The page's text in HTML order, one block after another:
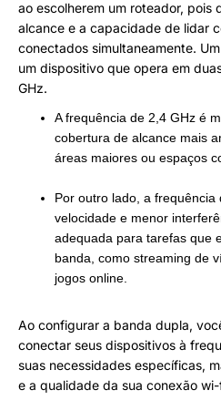
ao escolherem um roteador, pois
alcance e a capacidade de lidar
conectados simultaneamente.
um dispositivo que opera em
GHz.
A frequência de 2,4 GHz é
cobertura de alcance mais
áreas maiores ou espaços
Por outro lado, a
velocidade e menor
adequada para tarefas que
banda, como streaming de
jogos online.
Ao configurar a banda dupla,
conectar seus dispositivos à
suas necessidades específicas,
e a qualidade da sua conexão